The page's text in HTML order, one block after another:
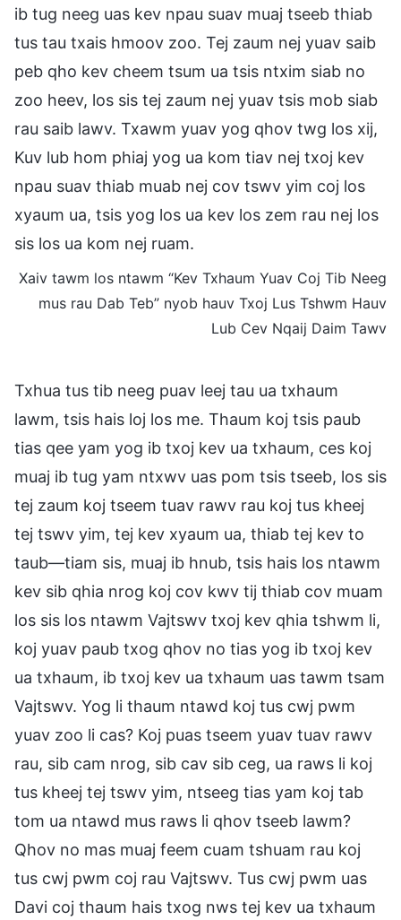
ib tug neeg uas kev npau suav muaj tseeb thiab
tus tau txais hmoov zoo. Tej zaum nej yuav saib
peb qho kev cheem tsum ua tsis ntxim siab no
zoo heev, los sis tej zaum nej yuav tsis mob siab
rau saib lawv. Txawm yuav yog qhov twg los xij,
Kuv lub hom phiaj yog ua kom tiav nej txoj kev
npau suav thiab muab nej cov tswv yim coj los
xyaum ua, tsis yog los ua kev los zem rau nej los
sis los ua kom nej ruam.
Xaiv tawm los ntawm “Kev Txhaum Yuav Coj Tib Neeg
mus rau Dab Teb” nyob hauv Txoj Lus Tshwm Hauv
Lub Cev Nqaij Daim Tawv
Txhua tus tib neeg puav leej tau ua txhaum
lawm, tsis hais loj los me. Thaum koj tsis paub
tias qee yam yog ib txoj kev ua txhaum, ces koj
muaj ib tug yam ntxwv uas pom tsis tseeb, los sis
tej zaum koj tseem tuav rawv rau koj tus kheej
tej tswv yim, tej kev xyaum ua, thiab tej kev to
taub—tiam sis, muaj ib hnub, tsis hais los ntawm
kev sib qhia nrog koj cov kwv tij thiab cov muam
los sis los ntawm Vajtswv txoj kev qhia tshwm li,
koj yuav paub txog qhov no tias yog ib txoj kev
ua txhaum, ib txoj kev ua txhaum uas tawm tsam
Vajtswv. Yog li thaum ntawd koj tus cwj pwm
yuav zoo li cas? Koj puas tseem yuav tuav rawv
rau, sib cam nrog, sib cav sib ceg, ua raws li koj
tus kheej tej tswv yim, ntseeg tias yam koj tab
tom ua ntawd mus raws li qhov tseeb lawm?
Qhov no mas muaj feem cuam tshuam rau koj
tus cwj pwm coj rau Vajtswv. Tus cwj pwm uas
Davi coj thaum hais txog nws tej kev ua txhaum